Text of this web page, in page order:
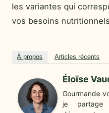
les variantes qui
vos besoins
À propos Articles récents
Éloïse
Gourmande
je partage